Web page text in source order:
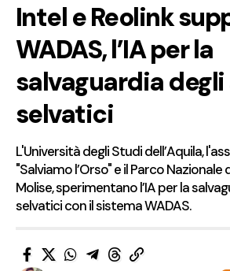
Intel e Reolink
WADAS, l’IA per la
salvaguardia
selvatici
L'Università degli Studi dell’Aquila,
"Salviamo l’Orso" e il Parco Nazionale
Molise, sperimentano l’IA per la
selvatici con il sistema WADAS.